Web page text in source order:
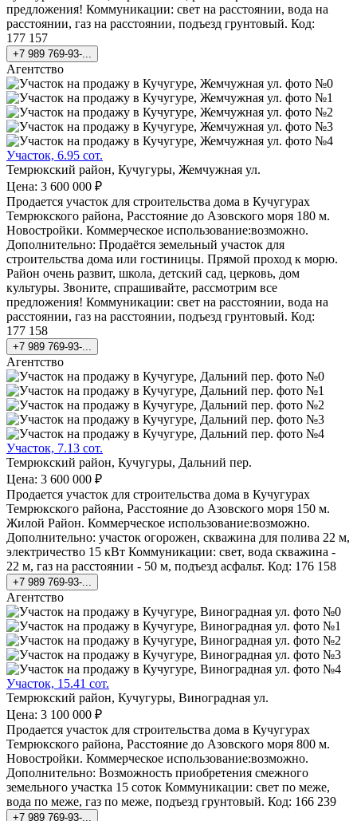
предложения! Коммуникации: свет на расстоянии, вода на
расстоянии, газ на расстоянии, подъезд грунтовый. Код:
177 157
+7 989 769-93-...
Агентство
Участок, 6.95 сот.
Темрюкский район, Кучугуры, Жемчужная ул.
Цена: 3 600 000 ₽
Продается участок для строительства дома в Кучугурах
Темрюкского района, Расстояние до Азовского моря 180 м.
Новостройки. Коммерческое использование:возможно.
Дополнительно: Продаётся земельный участок для
строительства дома или гостиницы. Прямой проход к морю.
Район очень развит, школа, детский сад, церковь, дом
культуры. Звоните, спрашивайте, рассмотрим все
предложения! Коммуникации: свет на расстоянии, вода на
расстоянии, газ на расстоянии, подъезд грунтовый. Код:
177 158
+7 989 769-93-...
Агентство
Участок, 7.13 сот.
Темрюкский район, Кучугуры, Дальний пер.
Цена: 3 600 000 ₽
Продается участок для строительства дома в Кучугурах
Темрюкского района, Расстояние до Азовского моря 150 м.
Жилой Район. Коммерческое использование:возможно.
Дополнительно: участок огорожен, скважина для полива 22 м,
электричество 15 кВт Коммуникации: свет, вода скважина -
22 м, газ на расстоянии - 50 м, подъезд асфальт. Код: 176 158
+7 989 769-93-...
Агентство
Участок, 15.41 сот.
Темрюкский район, Кучугуры, Виноградная ул.
Цена: 3 100 000 ₽
Продается участок для строительства дома в Кучугурах
Темрюкского района, Расстояние до Азовского моря 800 м.
Новостройки. Коммерческое использование:возможно.
Дополнительно: Возможность приобретения смежного
земельного участка 15 соток Коммуникации: свет по меже,
вода по меже, газ по меже, подъезд грунтовый. Код: 166 239
+7 989 769-93-...